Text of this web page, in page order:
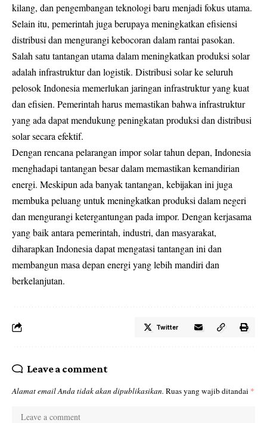
kilang, dan pengembangan teknologi baru menjadi fokus utama.
Selain itu, pemerintah juga berupaya meningkatkan efisiensi
distribusi dan mengurangi kebocoran dalam rantai pasokan.
Salah satu tantangan utama dalam meningkatkan produksi solar
adalah infrastruktur dan logistik. Distribusi solar ke seluruh
pelosok Indonesia memerlukan jaringan infrastruktur yang kuat
dan efisien. Pemerintah harus memastikan bahwa infrastruktur
yang ada dapat mendukung peningkatan produksi dan distribusi
solar secara efektif.
Dengan rencana pelarangan impor solar tahun depan, Indonesia
menghadapi tantangan besar dalam memastikan kemandirian
energi. Meskipun ada banyak tantangan, kebijakan ini juga
membuka peluang untuk meningkatkan produksi dalam negeri
dan mengurangi ketergantungan pada impor. Dengan kerjasama
yang baik antara pemerintah, industri, dan masyarakat,
diharapkan Indonesia dapat mengatasi tantangan ini dan
membangun masa depan energi yang lebih mandiri dan
berkelanjutan.
Twitter
Leave a comment
Alamat email Anda tidak akan dipublikasikan. Ruas yang wajib ditandai *